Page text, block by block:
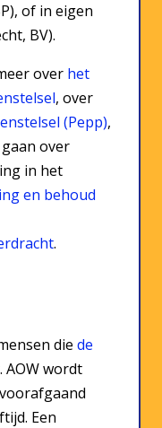
of in eigen
BV).
over het
, over
(Pepp),
over
in het
en behoud
.
diede
AOW wordt
. Een